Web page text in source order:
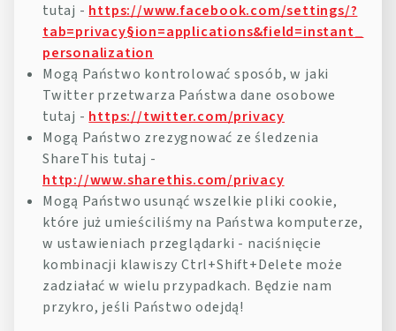
tutaj - https://www.facebook.com/settings/?
tab=privacy§ion=applications&field=instant_
personalization
Mogą Państwo kontrolować sposób, w jaki
Twitter przetwarza Państwa dane osobowe
tutaj - https://twitter.com/privacy
Mogą Państwo zrezygnować ze śledzenia
ShareThis tutaj -
http://www.sharethis.com/privacy
Mogą Państwo usunąć wszelkie pliki cookie,
które już umieściliśmy na Państwa komputerze,
w ustawieniach przeglądarki - naciśnięcie
kombinacji klawiszy Ctrl+Shift+Delete może
zadziałać w wielu przypadkach. Będzie nam
przykro, jeśli Państwo odejdą!